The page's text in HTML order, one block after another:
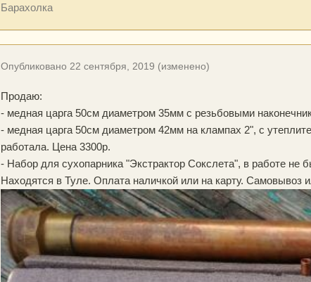
Барахолка
Опубликовано 22 сентября, 2019 (изменено)
Продаю:
- медная царга 50см диаметром 35мм с резьбовыми
- медная царга 50см диаметром 42мм на клампах 2", с
работала. Цена 3300р.
- Набор для сухопарника "Экстрактор Сокслета", в работе не
Находятся в Туле. Оплата наличкой или на карту. Самовывоз